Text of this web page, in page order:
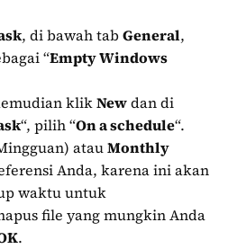
, di bawah tabGeneral,
“Empty Windows
klikNewdan di
“, pilih “On a schedule“.
atauMonthly
Anda, karena ini akan
waktu untuk
file yang mungkin Anda
.